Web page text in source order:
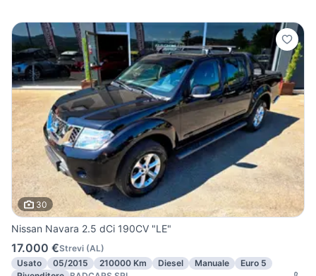
30
Nissan Navara 2.5 dCi 190CV "LE"
17.000 €Strevi (AL)
Usato
05/2015 210000 Km Diesel Manuale
Euro 5